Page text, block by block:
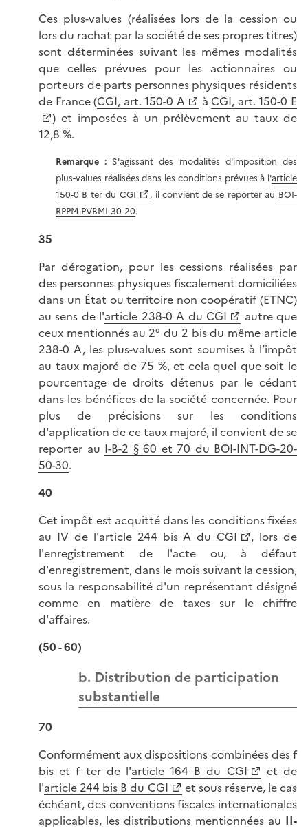
Ces plus-values (réalisées lors de la cession ou
lors du rachat par la société de ses propres titres)
sont déterminées suivant les mêmes modalités
que celles prévues pour les actionnaires ou
porteurs de parts personnes physiques résidents
de France (CGI, art. 150-0 A à CGI, art. 150-0 E
) et imposées à un prélèvement au taux de
12,8 %.
Remarque : S'agissant des modalités d'imposition des
plus-values réalisées dans les conditions prévues à l'article
150-0 B ter du CGI
, il convient de se reporter au BOI-
RPPM-PVBMI-30-20.
35
Par dérogation, pour les cessions réalisées par
des personnes physiques fiscalement domiciliées
dans un État ou territoire non coopératif (ETNC)
au sens de l'article 238-0 A du CGI
autre que
ceux mentionnés au 2° du 2 bis du même article
238-0 A, les plus-values sont soumises à l’impôt
au taux majoré de 75 %, et cela quel que soit le
pourcentage de droits détenus par le cédant
dans les bénéfices de la société concernée. Pour
plus de précisions sur les conditions
d'application de ce taux majoré, il convient de se
reporter au I-B-2 § 60 et 70 du BOI-INT-DG-20-
50-30.
40
Cet impôt est acquitté dans les conditions fixées
au IV de l'article 244 bis A du CGI
, lors de
l'enregistrement de l'acte ou, à défaut
d'enregistrement, dans le mois suivant la cession,
sous la responsabilité d'un représentant désigné
comme en matière de taxes sur le chiffre
d'affaires.
(50 - 60)
b. Distribution de participation
substantielle
70
Conformément aux dispositions combinées des f
bis et f ter de l'article 164 B du CGI
et de
l'article 244 bis B du CGI
et sous réserve, le cas
échéant, des conventions fiscales internationales
applicables, les distributions mentionnées au II-